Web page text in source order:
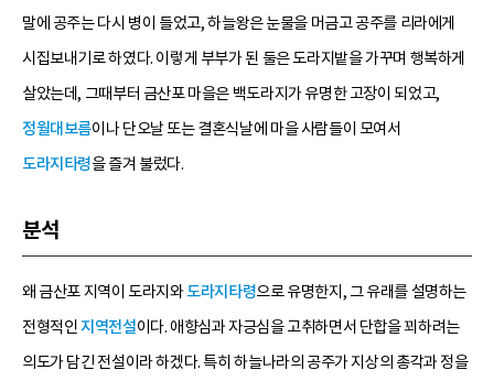
말에 공주는 다시 병이 들었고, 하늘왕은 눈물을 머금고 공주를 리라에게
시집보내기로 하였다. 이렇게 부부가 된 둘은 도라지밭을 가꾸며 행복하게
살았는데, 그때부터 금산포 마을은 백도라지가 유명한 고장이 되었고,
정월대보름이나 단오날 또는 결혼식날에 마을 사람들이 모여서
도라지타령을 즐겨 불렀다.
분석
왜 금산포 지역이 도라지와도라지타령으로 유명한지, 그 유래를 설명하는
전형적인지역전설이다. 애향심과 자긍심을 고취하면서 단합을 꾀하려는
의도가 담긴 전설이라 하겠다. 특히 하늘나라의 공주가 지상의 총각과 정을